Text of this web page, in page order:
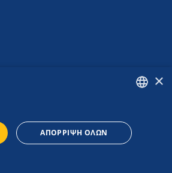
GREEK
×
ΑΠΌΡΡΙΨΗ ΌΛΩΝ